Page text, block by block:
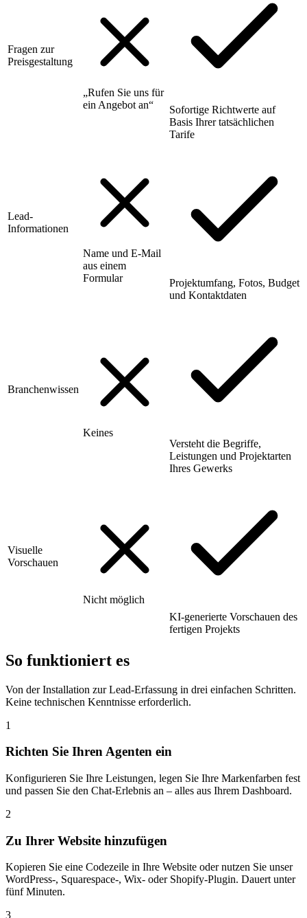
Fragen zur
Preisgestaltung
„Rufen Sie uns für
ein Angebot an“
Sofortige Richtwerte auf
Basis Ihrer tatsächlichen
Tarife
Lead-
Informationen
Name und E-Mail
aus einem
Formular
Projektumfang, Fotos, Budget
und Kontaktdaten
Branchenwissen
Keines
Versteht die Begriffe,
Leistungen und Projektarten
Ihres Gewerks
Visuelle
Vorschauen
Nicht möglich
KI-generierte Vorschauen des
fertigen Projekts
So funktioniert es
Von der Installation zur Lead-Erfassung in drei einfachen Schritten.
Keine technischen Kenntnisse erforderlich.
1
Richten Sie Ihren Agenten ein
Konfigurieren Sie Ihre Leistungen, legen Sie Ihre Markenfarben fest
und passen Sie den Chat-Erlebnis an – alles aus Ihrem Dashboard.
2
Zu Ihrer Website hinzufügen
Kopieren Sie eine Codezeile in Ihre Website oder nutzen Sie unser
WordPress-, Squarespace-, Wix- oder Shopify-Plugin. Dauert unter
fünf Minuten.
3